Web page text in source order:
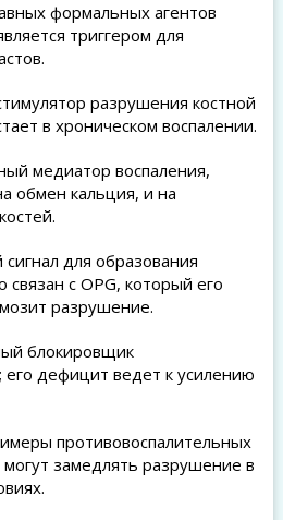
формальных агентов
триггером для
разрушения костной
в хроническом воспалении.
медиатор воспаления,
обмен кальция, и на
для образования
связан с OPG, который его
разрушение.
блокировщик
его дефицит ведет к усилению
противовоспалительных
замедлять разрушение в